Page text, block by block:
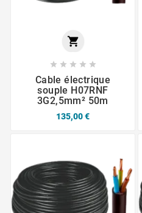

    
Cable électrique
souple H07RNF
3G2,5mm² 50m
135,00 €